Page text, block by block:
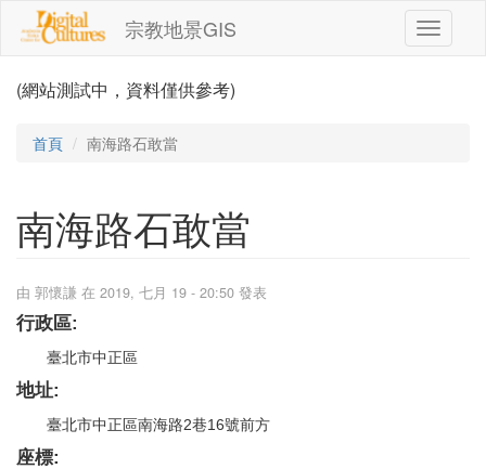
移至主內容
宗教地景GIS
Toggle
(網站測試中，資料僅供參考)
首頁 南海路石敢當
南海路石敢當
由 郭懷謙 在 2019, 七月 19 - 20:50 發表
行政區:
臺北市中正區
地址:
臺北市中正區南海路2巷16號前方
座標: